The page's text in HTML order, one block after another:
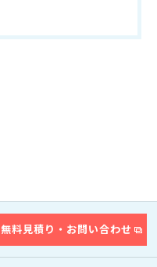
無料見積り・お問い合わせ